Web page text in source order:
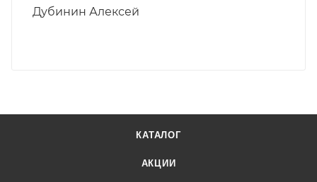
Дубинин Алексей
КАТАЛОГ
АКЦИИ